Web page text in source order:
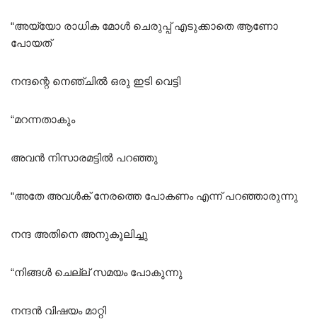
“അയ്യോ രാധിക മോൾ ചെരുപ്പ് എടുക്കാതെ ആണോ
പോയത്
നന്ദന്റെ നെഞ്ചിൽ ഒരു ഇടി വെട്ടി
“മറന്നതാകും
അവൻ നിസാരമട്ടിൽ പറഞ്ഞു
“അതേ അവൾക് നേരത്തെ പോകണം എന്ന് പറഞ്ഞാരുന്നു
നന്ദ അതിനെ അനുകൂലിച്ചു
“നിങ്ങൾ ചെല്ല് സമയം പോകുന്നു
നന്ദൻ വിഷയം മാറ്റി